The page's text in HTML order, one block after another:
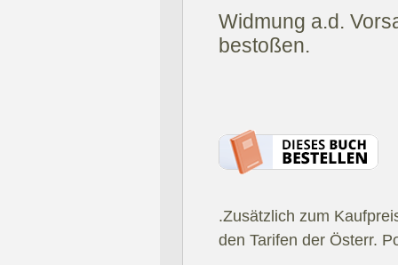
Widmung a.d.
bestoßen.
.Zusätzlich zum
den Tarifen der Österr.